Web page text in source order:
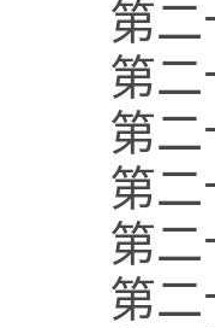
第二
第二
第二
第二十
第二
第二